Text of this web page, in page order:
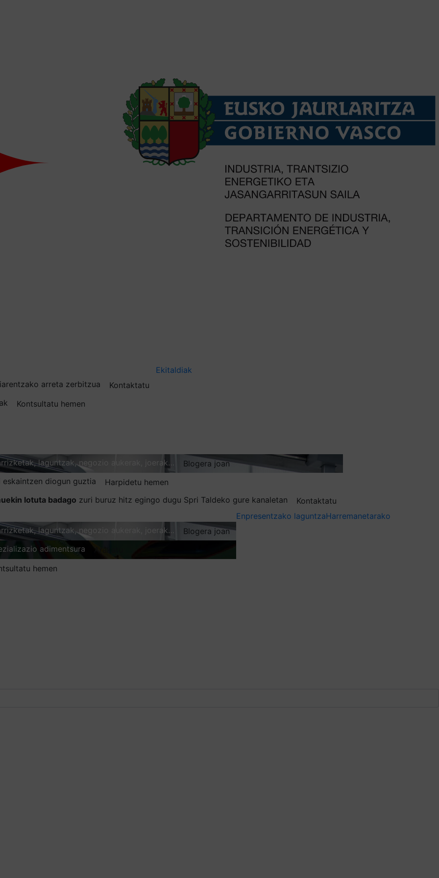
arreta zerbitzua
Kontaktatu
Kontsultatu hemen
Ekitaldiak
laguntzak, negozio aukerak, joerak…
Blogera joan
eskaintzen diogun guztia
Harpidetu hemen
lotuta badago zuri buruz hitz egingo dugu Spri Taldeko gure kanaletan
Kontaktatu
laguntzak, negozio aukerak, joerak…
Blogera joan
adimentsura
hemen
Enpresentzako laguntzaHarremanetarako